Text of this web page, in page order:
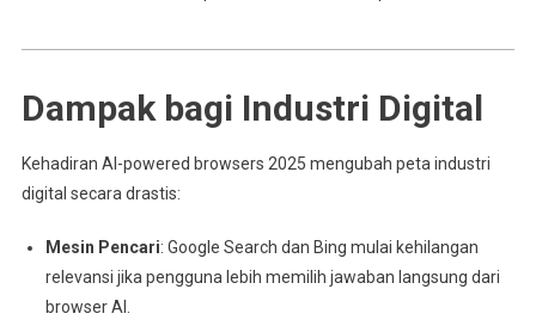
Dampak bagi Industri Digital
Kehadiran AI-powered browsers 2025 mengubah peta industri
digital secara drastis:
Mesin Pencari: Google Search dan Bing mulai kehilangan
relevansi jika pengguna lebih memilih jawaban langsung dari
browser AI.